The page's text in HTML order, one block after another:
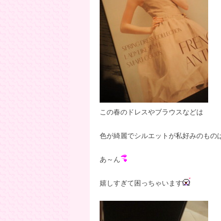
この春のドレスやブラウスなどは
色が綺麗でシルエットが私好みのもの
あ～ん
嬉しすぎて困っちゃいます